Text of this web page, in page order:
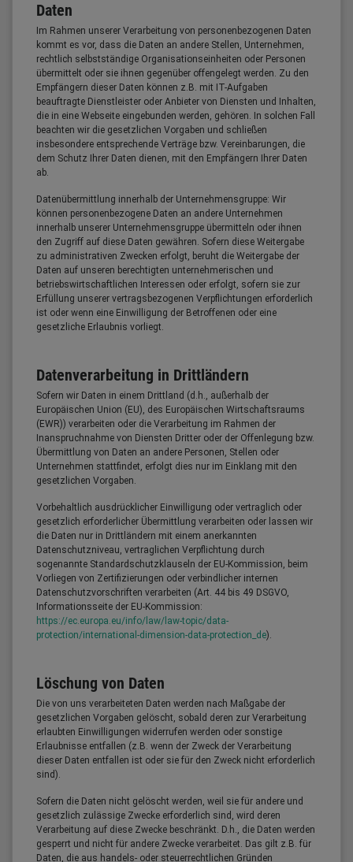
Daten
Im Rahmen unserer Verarbeitung von personenbezogenen Daten
kommt es vor, dass die Daten an andere Stellen, Unternehmen,
rechtlich selbstständige Organisationseinheiten oder Personen
übermittelt oder sie ihnen gegenüber offengelegt werden. Zu den
Empfängern dieser Daten können z.B. mit IT-Aufgaben
beauftragte Dienstleister oder Anbieter von Diensten und Inhalten,
die in eine Webseite eingebunden werden, gehören. In solchen Fall
beachten wir die gesetzlichen Vorgaben und schließen
insbesondere entsprechende Verträge bzw. Vereinbarungen, die
dem Schutz Ihrer Daten dienen, mit den Empfängern Ihrer Daten
ab.
Datenübermittlung innerhalb der Unternehmensgruppe: Wir
können personenbezogene Daten an andere Unternehmen
innerhalb unserer Unternehmensgruppe übermitteln oder ihnen
den Zugriff auf diese Daten gewähren. Sofern diese Weitergabe
zu administrativen Zwecken erfolgt, beruht die Weitergabe der
Daten auf unseren berechtigten unternehmerischen und
betriebswirtschaftlichen Interessen oder erfolgt, sofern sie zur
Erfüllung unserer vertragsbezogenen Verpflichtungen erforderlich
ist oder wenn eine Einwilligung der Betroffenen oder eine
gesetzliche Erlaubnis vorliegt.
Datenverarbeitung in Drittländern
Sofern wir Daten in einem Drittland (d.h., außerhalb der
Europäischen Union (EU), des Europäischen Wirtschaftsraums
(EWR)) verarbeiten oder die Verarbeitung im Rahmen der
Inanspruchnahme von Diensten Dritter oder der Offenlegung bzw.
Übermittlung von Daten an andere Personen, Stellen oder
Unternehmen stattfindet, erfolgt dies nur im Einklang mit den
gesetzlichen Vorgaben.
Vorbehaltlich ausdrücklicher Einwilligung oder vertraglich oder
gesetzlich erforderlicher Übermittlung verarbeiten oder lassen wir
die Daten nur in Drittländern mit einem anerkannten
Datenschutzniveau, vertraglichen Verpflichtung durch
sogenannte Standardschutzklauseln der EU-Kommission, beim
Vorliegen von Zertifizierungen oder verbindlicher internen
Datenschutzvorschriften verarbeiten (Art. 44 bis 49 DSGVO,
Informationsseite der EU-Kommission:
https://ec.europa.eu/info/law/law-topic/data-
protection/international-dimension-data-protection_de).
Löschung von Daten
Die von uns verarbeiteten Daten werden nach Maßgabe der
gesetzlichen Vorgaben gelöscht, sobald deren zur Verarbeitung
erlaubten Einwilligungen widerrufen werden oder sonstige
Erlaubnisse entfallen (z.B. wenn der Zweck der Verarbeitung
dieser Daten entfallen ist oder sie für den Zweck nicht erforderlich
sind).
Sofern die Daten nicht gelöscht werden, weil sie für andere und
gesetzlich zulässige Zwecke erforderlich sind, wird deren
Verarbeitung auf diese Zwecke beschränkt. D.h., die Daten werden
gesperrt und nicht für andere Zwecke verarbeitet. Das gilt z.B. für
Daten, die aus handels- oder steuerrechtlichen Gründen